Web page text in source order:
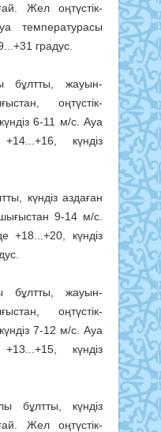
Жел оңтүстік-
температурасы
градус.
бұлтты, жауын-
оңтүстік-
6-11 м/с. Ауа
күндіз
күндіз аздаған
9-14 м/с.
+18...+20, күндіз
бұлтты, жауын-
оңтүстік-
7-12 м/с. Ауа
күндіз
бұлтты, күндіз
Жел оңтүстік-